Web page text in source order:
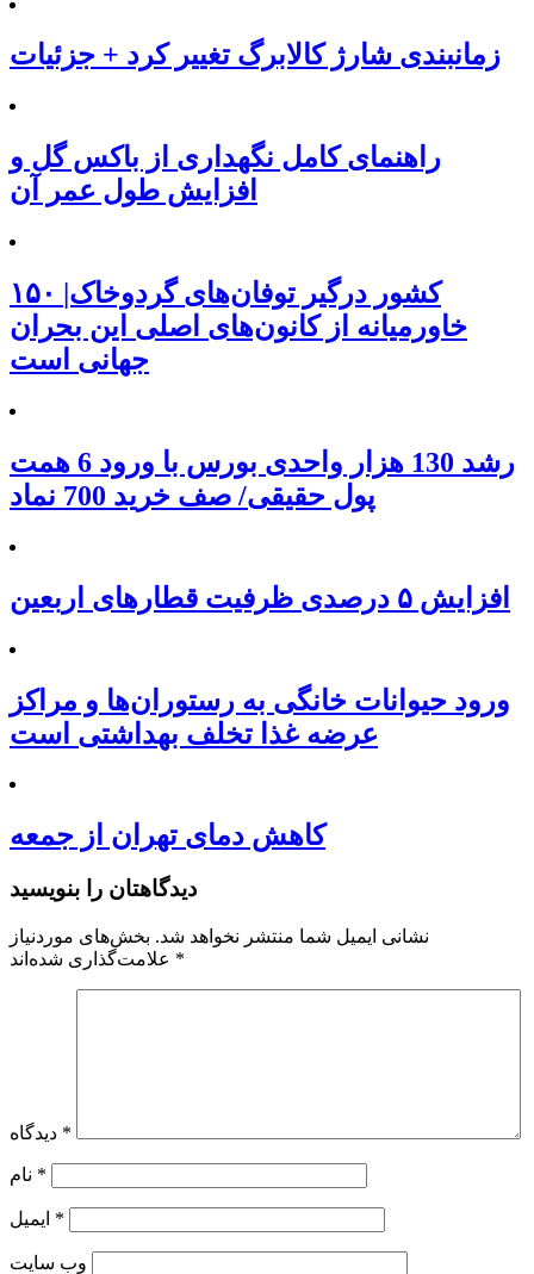
زمانبندی شارژ کالابرگ تغییر کرد + جزئیات
راهنمای کامل نگهداری از باکس گل و
افزایش طول عمر آن
۱۵۰ کشور درگیر توفان‌های گردوخاک|
خاورمیانه از کانون‌های اصلی این بحران
جهانی است
رشد 130 هزار واحدی بورس با ورود 6 همت
پول حقیقی/ صف خرید 700 نماد
افزایش ۵ درصدی ظرفیت قطارهای اربعین
ورود حیوانات خانگی به رستوران‌ها و مراکز
عرضه غذا تخلف بهداشتی است
کاهش دمای تهران از جمعه
دیدگاهتان را بنویسید
نشانی ایمیل شما منتشر نخواهد شد. بخش‌های موردنیاز
*
*
*
*
وب‌ سایت